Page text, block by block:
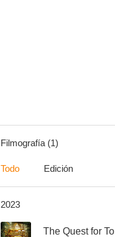
Filmografía (1)
Todo Edición
2023
-- The Quest for